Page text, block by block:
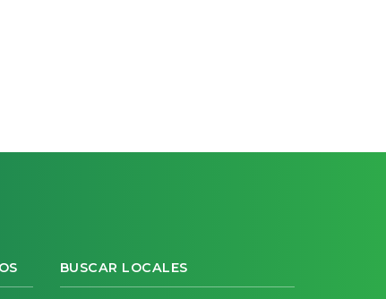
BUSCAR LOCALES